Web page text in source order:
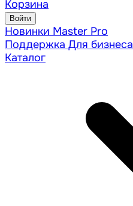
Корзина
Войти
Новинки Master Pro
Поддержка Для бизнеса
Каталог